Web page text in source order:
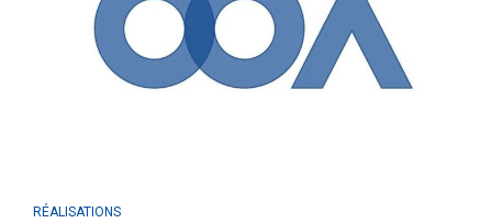
RÉALISATIONS